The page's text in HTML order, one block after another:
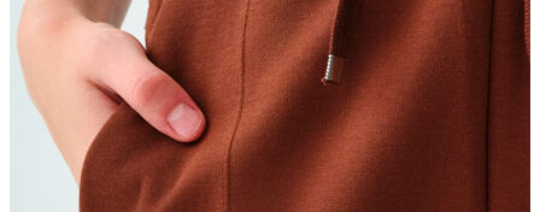
Atlet
Elbise
Eşofman Altı
Mont
Kazak
Yelek
Yağmurluk
Trenchcoat